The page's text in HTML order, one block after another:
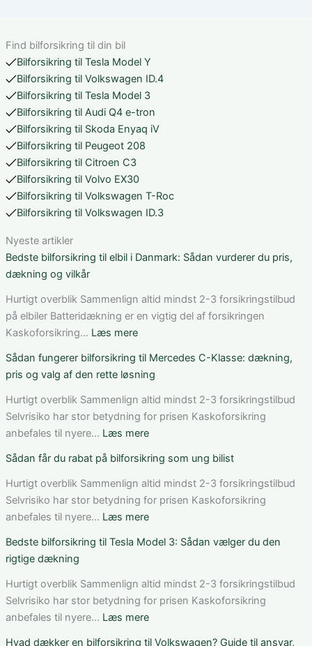
Find bilforsikring til din bil
Bilforsikring til Tesla Model Y
Bilforsikring til Volkswagen ID.4
Bilforsikring til Tesla Model 3
Bilforsikring til Audi Q4 e-tron
Bilforsikring til Skoda Enyaq iV
Bilforsikring til Peugeot 208
Bilforsikring til Citroen C3
Bilforsikring til Volvo EX30
Bilforsikring til Volkswagen T-Roc
Bilforsikring til Volkswagen ID.3
Nyeste artikler
Bedste bilforsikring til elbil i Danmark: Sådan vurderer du pris,
dækning og vilkår
Hurtigt overblik Sammenlign altid mindst 2-3 forsikringstilbud
på elbiler Batteridækning er en vigtig del af forsikringen
Kaskoforsikring… Læs mere:
bilforsikring
til
elbil
i
Danmark:
vurderer
du
pris,
dækning
vilkår
Sådan fungerer bilforsikring til Mercedes C-Klasse: dækning,
pris og valg af den rette løsning
Hurtigt overblik Sammenlign altid mindst 2-3 forsikringstilbud
Selvrisiko har stor betydning for prisen Kaskoforsikring
anbefales til nyere… Læs mere:
fungerer
bilforsikring
til
Mercedes
Klasse:
pris
og
valg
Sådan får du rabat på bilforsikring som ung bilist
Hurtigt overblik Sammenlign altid mindst 2-3 forsikringstilbud
Selvrisiko har stor betydning for prisen Kaskoforsikring
anbefales til nyere… Læs mere:
får
rabat
på
bilforsikring
Bedste bilforsikring til Tesla Model 3: Sådan vælger du den
rigtige dækning
Hurtigt overblik Sammenlign altid mindst 2-3 forsikringstilbud
Selvrisiko har stor betydning for prisen Kaskoforsikring
anbefales til nyere… Læs mere:
Hvad dækker en bilforsikring til Volkswagen? Guide til ansvar,